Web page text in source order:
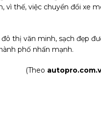
vì thế, việc chuyển đổi xe
thị văn minh, sạch đẹp
phố nhấn mạnh.
(Theo